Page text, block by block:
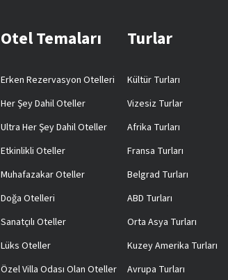
Otel Temaları
Erken Rezervasyon Otelleri
Her Şey Dahil Oteller
Ultra Her Şey Dahil Oteller
Etkinlikli Oteller
Muhafazakar Oteller
Doğa Otelleri
Sanatçılı Oteller
Lüks Oteller
Özel Villa Odası Olan Oteller
Turlar
Kültür Turları
Vizesiz Turlar
Afrika Turları
Fransa Turları
Belgrad Turları
ABD Turları
Orta Asya Turları
Kuzey Amerika Turları
Avrupa Turları